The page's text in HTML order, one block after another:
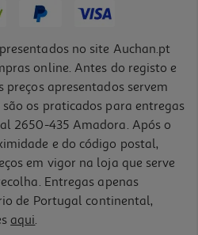
La Moulinette 1-2-3 800
no site Auchan.pt
online. Antes do registo e
apresentados servem
os praticados para entregas
2650-435 Amadora. Após o
e do código postal,
em vigor na loja que serve
Entregas apenas
de Portugal continental,
aqui.